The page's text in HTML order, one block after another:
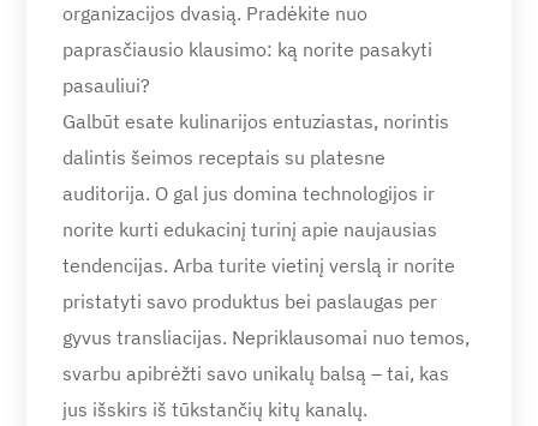
organizacijos dvasią. Pradėkite nuo
paprasčiausio klausimo: ką norite pasakyti
pasauliui?
Galbūt esate kulinarijos entuziastas, norintis
dalintis šeimos receptais su platesne
auditorija. O gal jus domina technologijos ir
norite kurti edukacinį turinį apie naujausias
tendencijas. Arba turite vietinį verslą ir norite
pristatyti savo produktus bei paslaugas per
gyvus transliacijas. Nepriklausomai nuo temos,
svarbu apibrėžti savo unikalų balsą – tai, kas
jus išskirs iš tūkstančių kitų kanalų.